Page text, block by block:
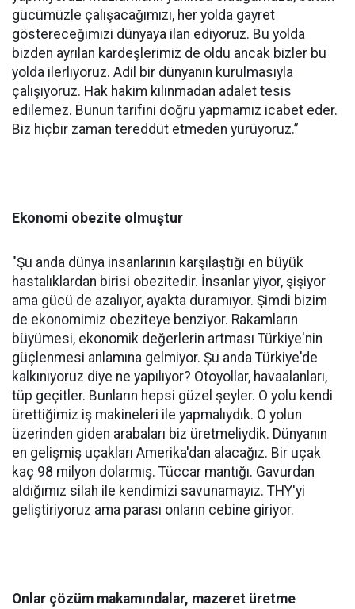
gücümüzle çalışacağımızı, her yolda gayret
göstereceğimizi dünyaya ilan ediyoruz. Bu yolda
bizden ayrılan kardeşlerimiz de oldu ancak bizler bu
yolda ilerliyoruz. Adil bir dünyanın kurulmasıyla
çalışıyoruz. Hak hakim kılınmadan adalet tesis
edilemez. Bunun tarifini doğru yapmamız icabet eder.
Biz hiçbir zaman tereddüt etmeden yürüyoruz.”
Ekonomi obezite olmuştur
"Şu anda dünya insanlarının karşılaştığı en büyük
hastalıklardan birisi obezitedir. İnsanlar yiyor, şişiyor
ama gücü de azalıyor, ayakta duramıyor. Şimdi bizim
de ekonomimiz obeziteye benziyor. Rakamların
büyümesi, ekonomik değerlerin artması Türkiye'nin
güçlenmesi anlamına gelmiyor. Şu anda Türkiye'de
kalkınıyoruz diye ne yapılıyor? Otoyollar, havaalanları,
tüp geçitler. Bunların hepsi güzel şeyler. O yolu kendi
ürettiğimiz iş makineleri ile yapmalıydık. O yolun
üzerinden giden arabaları biz üretmeliydik. Dünyanın
en gelişmiş uçakları Amerika'dan alacağız. Bir uçak
kaç 98 milyon dolarmış. Tüccar mantığı. Gavurdan
aldığımız silah ile kendimizi savunamayız. THY'yi
geliştiriyoruz ama parası onların cebine giriyor.
Onlar çözüm makamındalar, mazeret üretme